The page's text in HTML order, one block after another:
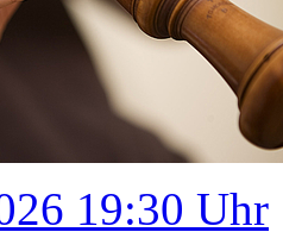
19:30 Uhr